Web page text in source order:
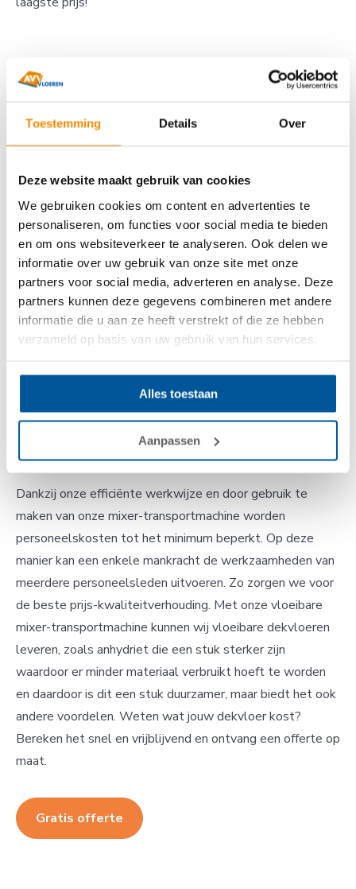
Toestemming Details Over
Deze website maakt gebruik van cookies
We gebruiken cookies om content en advertenties te
personaliseren, om functies voor social media te bieden
en om ons websiteverkeer te analyseren. Ook delen we
informatie over uw gebruik van onze site met onze
partners voor social media, adverteren en analyse. Deze
partners kunnen deze gegevens combineren met andere
informatie die u aan ze heeft verstrekt of die ze hebben
verzameld op basis van uw gebruik van hun services.
Alles toestaan
Aanpassen
Zandcementdekvloer
tegen voordelig tarief
Dankzij onze efficiënte werkwijze en door gebruik te
maken van onze mixer-transportmachine worden
personeelskosten tot het minimum beperkt. Op deze
manier kan een enkele mankracht de werkzaamheden van
meerdere personeelsleden uitvoeren. Zo zorgen we voor
de beste prijs-kwaliteitverhouding. Met onze vloeibare
mixer-transportmachine kunnen wij vloeibare dekvloeren
leveren, zoals anhydriet die een stuk sterker zijn
waardoor er minder materiaal verbruikt hoeft te worden
en daardoor is dit een stuk duurzamer, maar biedt het ook
andere voordelen. Weten wat jouw dekvloer kost?
Bereken het snel en vrijblijvend en ontvang een offerte op
maat.
Gratis offerte